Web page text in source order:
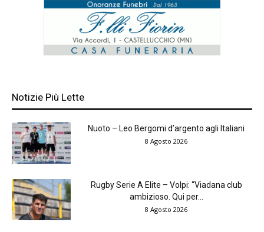
Notizie Più Lette
Nuoto – Leo Bergomi d’argento agli Italiani
8 Agosto 2026
Rugby Serie A Elite – Volpi: “Viadana club
ambizioso. Qui per...
8 Agosto 2026